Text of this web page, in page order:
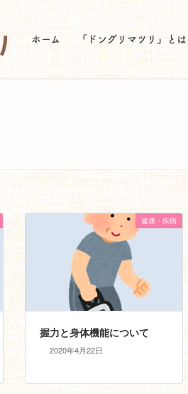
ホーム 『ドングリマツリ』とは
健康・疾病
握力と身体機能について
2020年4月22日